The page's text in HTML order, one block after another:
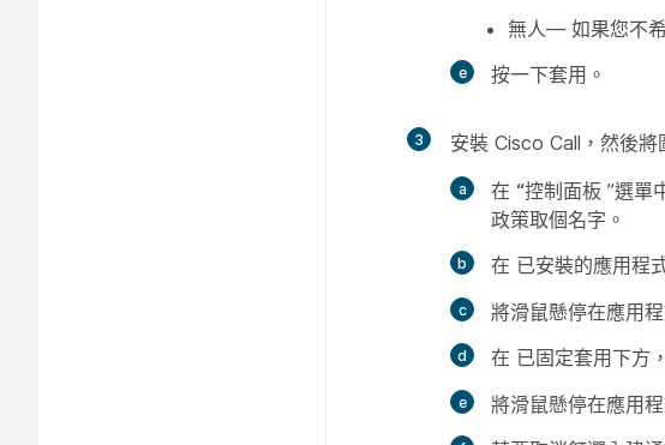
無人— 如果您不
按一下套用 。
3
安裝 Cisco Call，然後
在 “控制面板 ”選單
政策取個名字。
在 已安裝的應用程
將滑鼠懸停在應用
在 已固定套用下方
將滑鼠懸停在應用